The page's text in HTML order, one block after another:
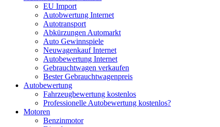
EU Import
Autobwertung Internet
Autotransport
Abkürzungen Automarkt
Auto Gewinnspiele
Neuwagenkauf Internet
Autobewertung Internet
Gebrauchtwagen verkaufen
Bester Gebrauchtwagenpreis
Autobewertung
Fahrzeugbewertung kostenlos
Professionelle Autobewertung kostenlos?
Motoren
Benzinmotor